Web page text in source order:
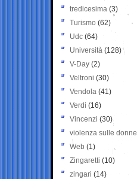
tredicesima (3)
Turismo (62)
Udc (64)
Università (128)
V-Day (2)
Veltroni (30)
Vendola (41)
Verdi (16)
Vincenzi (30)
violenza sulle donne
Web (1)
Zingaretti (10)
zingari (14)